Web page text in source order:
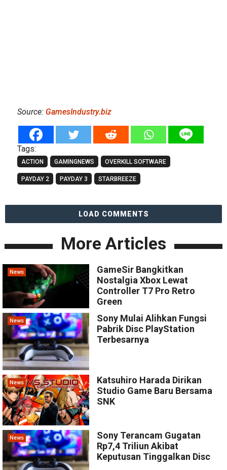
Source: GamesIndustry.biz
Tags:
ACTION GAMINGNEWS OVERKILL SOFTWARE
PAYDAY 2 PAYDAY 3 STARBREEZE
LOAD COMMENTS
More Articles
News
GameSir Bangkitkan
Nostalgia Xbox Lewat
Controller T7 Pro Retro
Green
News
Sony Mulai Alihkan Fungsi
Pabrik Disc PlayStation
Terbesarnya
News
Katsuhiro Harada Dirikan
Studio Game Baru Bersama
SNK
News
Sony Terancam Gugatan
Rp7,4 Triliun Akibat
Keputusan Tinggalkan Disc